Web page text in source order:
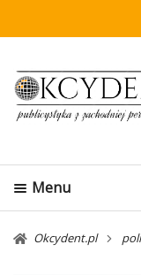
Menu
Okcydent.pl